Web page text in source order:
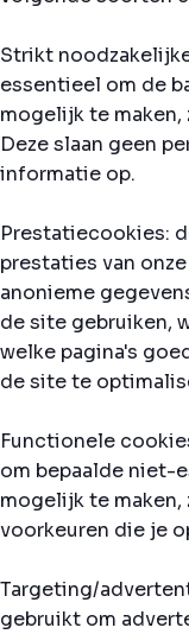
Strikt
essentieel om de
mogelijk te maken,
Deze slaan geen
informatie op.
Prestatiecookies:
prestaties van
anonieme
de site gebruiken,
welke pagina's
de site te
Functionele
om bepaalde
mogelijk te
voorkeuren die je
Targeting/
gebruikt om